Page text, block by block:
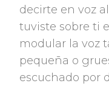
decirte en voz
tuviste sobre ti
modular la voz
pequeña o
escuchado por